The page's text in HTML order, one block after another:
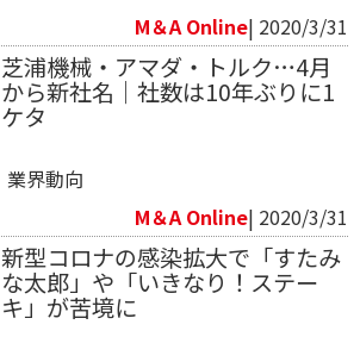
M＆A Online| 2020/3/31
芝浦機械・アマダ・トルク…4月
から新社名｜社数は10年ぶりに1
ケタ
業界動向
M＆A Online| 2020/3/31
新型コロナの感染拡大で「すたみ
な太郎」や「いきなり！ステー
キ」が苦境に